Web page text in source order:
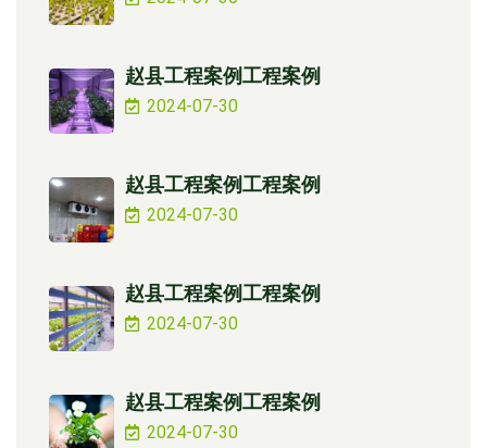
赵县工程案例工程案例
2024-07-30
赵县工程案例工程案例
2024-07-30
赵县工程案例工程案例
2024-07-30
赵县工程案例工程案例
2024-07-30